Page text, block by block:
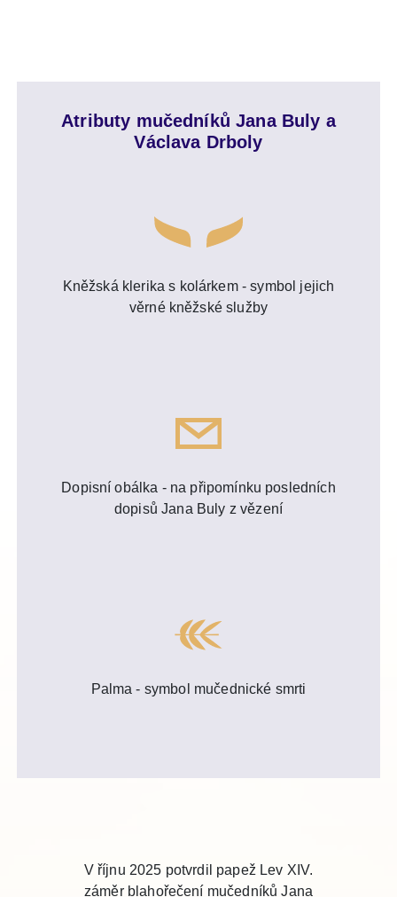
Atributy mučedníků Jana Buly a
Václava Drboly
Kněžská klerika s kolárkem - symbol jejich
věrné kněžské služby
Dopisní obálka - na připomínku posledních
dopisů Jana Buly z vězení
Palma - symbol mučednické smrti
V říjnu 2025 potvrdil papež Lev XIV.
záměr blahořečení mučedníků Jana